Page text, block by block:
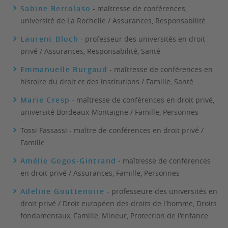
Sabine Bertolaso - maîtresse de conférences,
université de La Rochelle / Assurances, Responsabilité
Laurent Bloch - professeur des universités en droit
privé / Assurances, Responsabilité, Santé
Emmanuelle Burgaud - maîtresse de conférences en
histoire du droit et des institutions / Famille, Santé
Marie Cresp - maîtresse de conférences en droit privé,
université Bordeaux-Montaigne / Famille, Personnes
Tossi Fassassi - maître de conférences en droit privé /
Famille
Amélie Gogos-Gintrand - maîtresse de conférences
en droit privé / Assurances, Famille, Personnes
Adeline Gouttenoire - professeure des universités en
droit privé / Droit européen des droits de l'homme, Droits
fondamentaux, Famille, Mineur, Protection de l'enfance